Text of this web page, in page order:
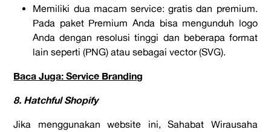
Memiliki dua macam service: gratis dan premium.
Pada paket Premium Anda bisa mengunduh logo
Anda dengan resolusi tinggi dan beberapa format
lain seperti (PNG) atau sebagai vector (SVG).
Baca Juga: Service Branding
8. Hatchful Shopify
Jika menggunakan website ini, Sahabat Wirausaha